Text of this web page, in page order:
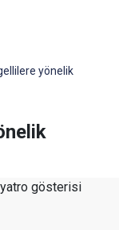
yönelik